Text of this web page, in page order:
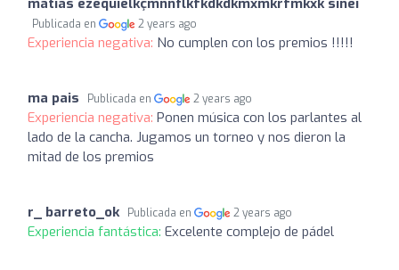
Publicada en 2 years ago
Experiencia negativa: No cumplen con los premios !!!!!
ma pais Publicada en 2 years ago
Experiencia negativa: Ponen música con los parlantes al
lado de la cancha. Jugamos un torneo y nos dieron la
mitad de los premios
r_ barreto_ok Publicada en 2 years ago
Experiencia fantástica: Excelente complejo de pádel